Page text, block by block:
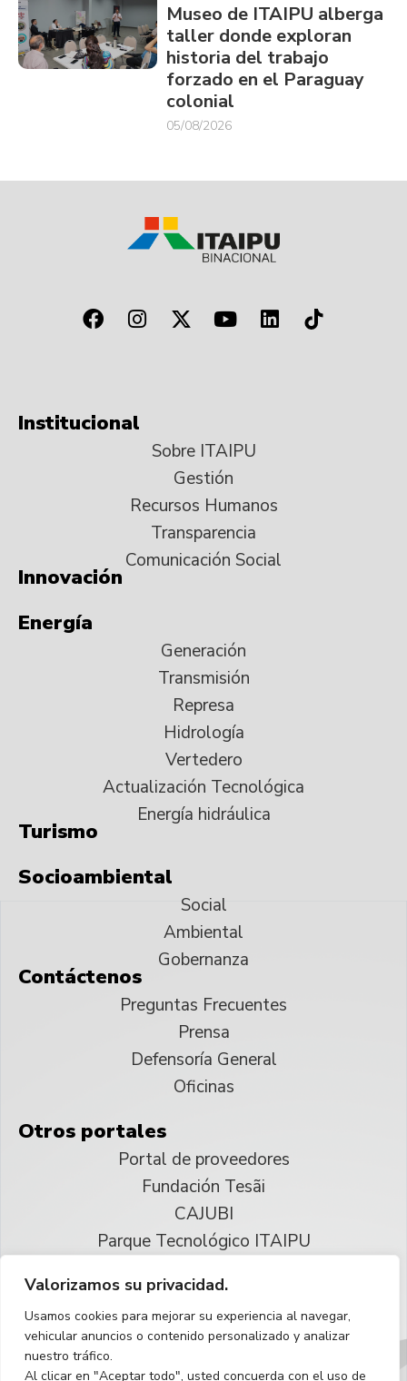
Valorizamos su privacidad.
Usamos cookies para mejorar su experiencia al navegar,
vehicular anuncios o contenido personalizado y analizar
nuestro tráfico.
Al clicar en "Aceptar todo", usted concuerda con el uso de
Museo de ITAIPU alberga
taller donde exploran
historia del trabajo
forzado en el Paraguay
colonial
05/08/2026
Institucional
Sobre ITAIPU
Gestión
Recursos Humanos
Transparencia
Comunicación Social
Innovación
Energía
Generación
Transmisión
Represa
Hidrología
Vertedero
Actualización Tecnológica
Energía hidráulica
Turismo
Socioambiental
Social
Ambiental
Gobernanza
Contáctenos
Preguntas Frecuentes
Prensa
Defensoría General
Oficinas
Otros portales
Portal de proveedores
Fundación Tesãi
CAJUBI
Parque Tecnológico ITAIPU
Reservados todos los derechos
Español